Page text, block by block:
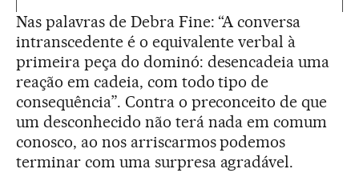
Nas palavras de Debra Fine: “A conversa
intranscedente é o equivalente verbal à
primeira peça do dominó: desencadeia uma
reação em cadeia, com todo tipo de
consequência”. Contra o preconceito de que
um desconhecido não terá nada em comum
conosco, ao nos arriscarmos podemos
terminar com uma surpresa agradável.